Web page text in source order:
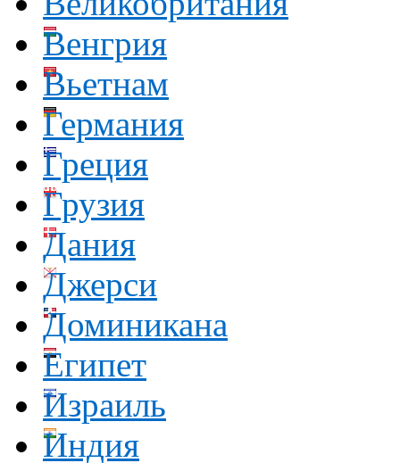
Венгрия
Вьетнам
Германия
Греция
Грузия
Дания
Джерси
Доминикана
Египет
Израиль
Индия